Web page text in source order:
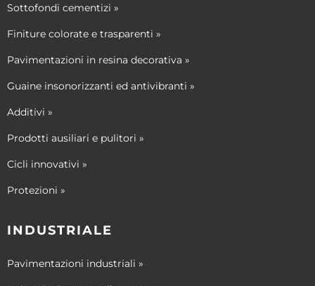
Sottofondi cementizi »
Finiture colorate e trasparenti »
Pavimentazioni in resina decorativa »
Guaine insonorizzanti ed antivibranti »
Additivi »
Prodotti ausiliari e pulitori »
Cicli innovativi »
Protezioni »
INDUSTRIALE
Pavimentazioni industriali »